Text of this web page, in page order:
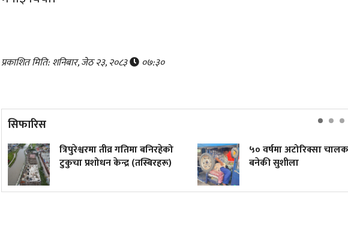
प्रकाशित मिति: शनिबार, जेठ २३, २०८३ ०७:३०
सिफारिस
त्रिपुरेश्वरमा तीव्र गतिमा बनिरहेको
टुकुचा प्रशोधन केन्द्र (तस्बिरहरू)
५० वर्षमा अटोरिक्सा चालक
बनेकी सुशीला